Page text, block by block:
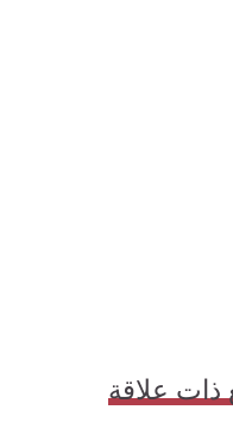
ذات علاقة